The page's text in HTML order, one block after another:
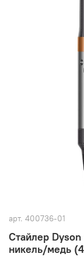
арт. 400736-01
Стайлер
никель/медь